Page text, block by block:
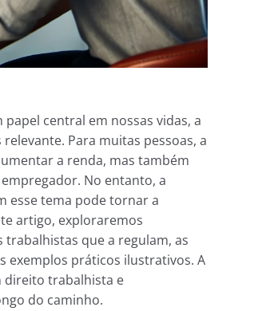
central em nossas vidas, a
Para muitas pessoas, a
a renda, mas também
No entanto, a
esse tema pode tornar a
artigo, exploraremos
trabalhistas que a regulam, as
exemplos práticos ilustrativos. A
direito trabalhista e
do caminho.